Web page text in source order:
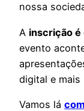
nossa
A inscrição é
evento
digital e mais
Vamos lá